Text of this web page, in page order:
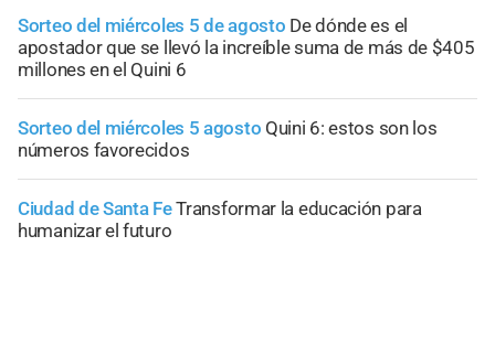
Sorteo del miércoles 5 de agosto De dónde es el
apostador que se llevó la increíble suma de más de $405
millones en el Quini 6
Sorteo del miércoles 5 agosto Quini 6: estos son los
números favorecidos
Ciudad de Santa FeTransformar la educación para
humanizar el futuro